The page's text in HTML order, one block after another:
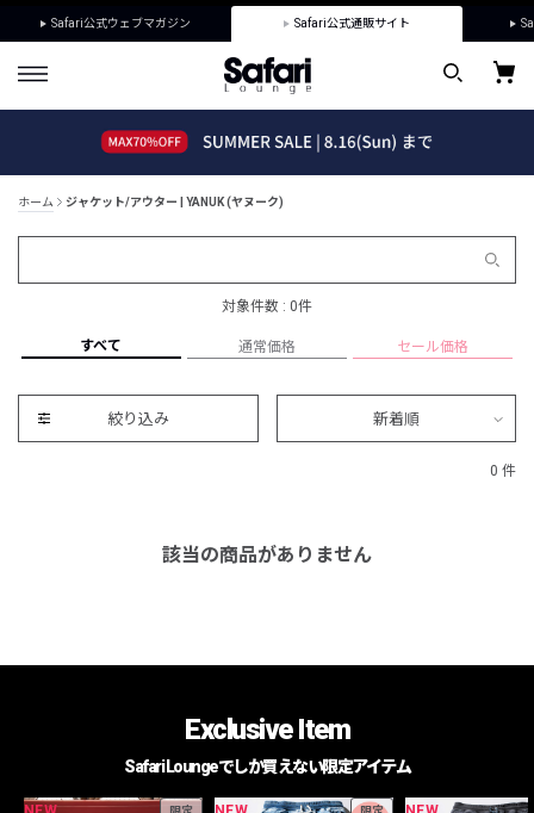
Safari公式ウェブマガジン Safari公式通販サイト
ホーム ジャケット/アウター | YANUK (ヤヌーク)
対象件数 : 0件
すべて 通常価格 セール価格
絞り込み 新着順
0 件
該当の商品がありません
Exclusive Item
Safari Loungeでしか買えない限定アイテム